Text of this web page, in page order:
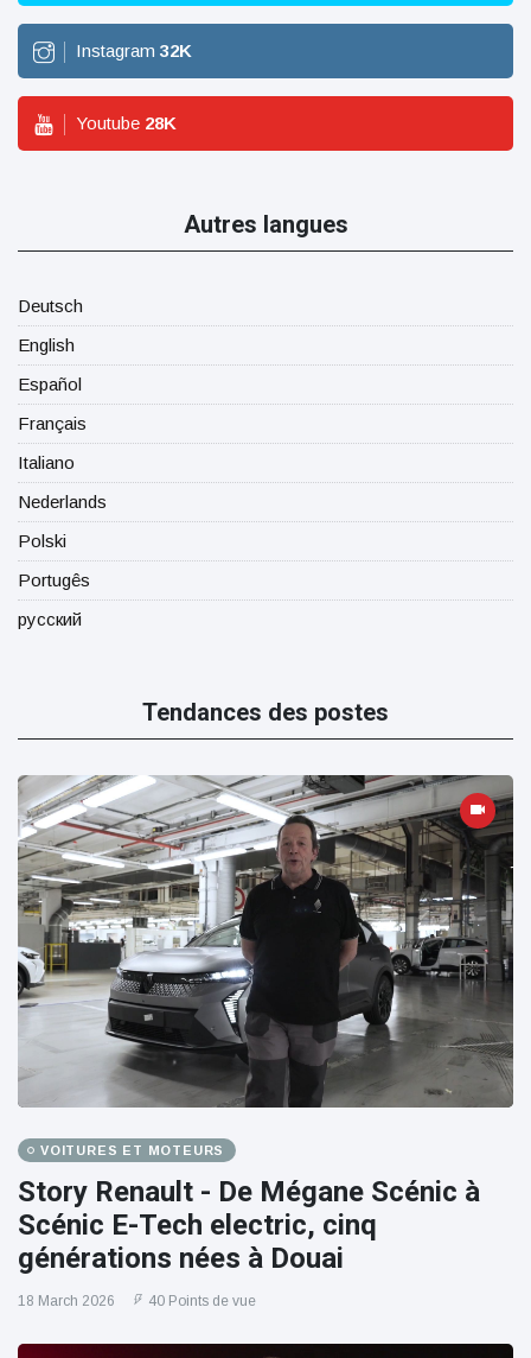
Instagram 32K
Youtube 28K
Autres langues
Deutsch
English
Español
Français
Italiano
Nederlands
Polski
Portugês
русский
Tendances des postes
VOITURES ET MOTEURS
Story Renault - De Mégane Scénic à
Scénic E-Tech electric, cinq
générations nées à Douai
18 March 2026 40 Points de vue